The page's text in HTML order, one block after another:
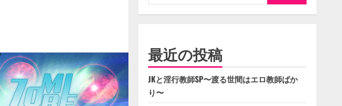
索:
最近の投稿
JKと淫行教師SP〜渡る世間はエロ教師ばか
り〜